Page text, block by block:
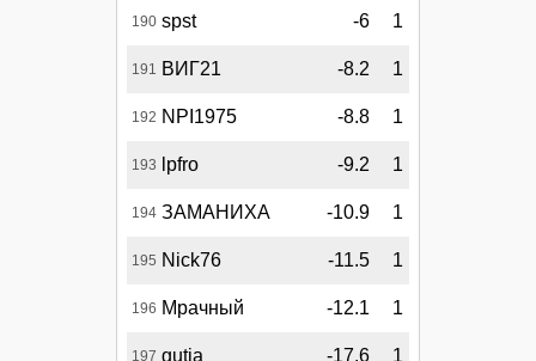
190 spst -6 1
191 ВИГ21 -8.2 1
192 NPI1975 -8.8 1
193 lpfro -9.2 1
194 ЗАМАНИХА -10.9 1
195 Nick76 -11.5 1
196 Мрачный -12.1 1
197 gutia -17.6 1